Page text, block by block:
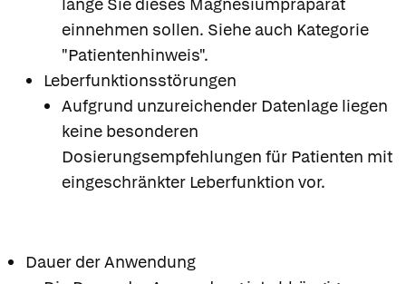
einnehmen sollen. Siehe auch Kategorie
"Patientenhinweis".
Leberfunktionsstörungen
Aufgrund unzureichender Datenlage liegen
keine besonderen
Dosierungsempfehlungen für Patienten mit
eingeschränkter Leberfunktion vor.
Dauer der Anwendung